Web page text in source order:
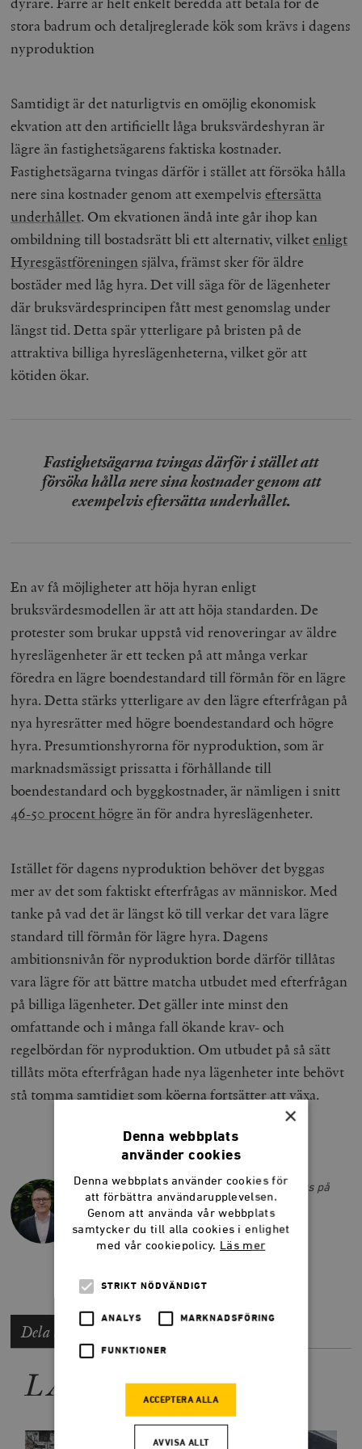
stora badrum och detaljreglerade kök som krävs i dagens
nyproduktion
Samtidigt är det naturligtvis en omöjlig ekonomisk
ekvation att den artificiellt låga bruksvärdeshyran är
lägre än fastighetsägarens faktiska kostnader.
Fastighetsägarna tvingas därför i stället att försöka hålla
nere sina kostnader genom att exempelviseftersätta
underhållet. Om ekvationen ändå inte går ihop kan
ombildning till bostadsrätt bli ett alternativ, vilketenligt
Hyresgästföreningen själva, främst sker för äldre
bostäder med låg hyra. Det vill säga för de lägenheter
där bruksvärdesprincipen fått mest genomslag under
längst tid. Detta spär ytterligare på bristen på de
attraktiva billiga hyreslägenheterna, vilket gör att
kötiden ökar.
Fastighetsägarna tvingas därför i stället att
försöka hålla nere sina kostnader genom att
exempelvis eftersätta underhållet.
En av få möjligheter att höja hyran enligt
bruksvärdesmodellen är att att höja standarden. De
protester som brukar uppstå vid renoveringar av äldre
hyreslägenheter är ett tecken på att många verkar
föredra en lägre boendestandard till förmån för en lägre
hyra. Detta stärks ytterligare av den lägre efterfrågan på
nya hyresrätter med högre boendestandard och högre
hyra. Presumtionshyrorna för nyproduktion, som är
marknadsmässigt prissatta i förhållande till
boendestandard och byggkostnader, är nämligen i snitt
46-50 procent högre än för andra hyreslägenheter.
Istället för dagens nyproduktion behöver det byggas
mer av det som faktiskt efterfrågas av människor. Med
tanke på vad det är längst kö till verkar det vara lägre
standard till förmån för lägre hyra. Dagens
ambitionsnivån för nyproduktion borde därför tillåtas
vara lägre för att bättre matcha utbudet med efterfrågan
på billiga lägenheter. Det gäller inte minst den
omfattande och i många fall ökande krav- och
regelbördan för nyproduktion. Om utbudet på så sätt
tillåts möta efterfrågan hade nya lägenheter inte behövt
stå tomma samtidigt som köerna fortsätter att växa.
Marcus Björk är frilansskribent med fokus på
Kina. Han var ledarskribent på Smedjan
sommaren 2024.
marcus.bjork@timbro.se
Dela artikeln
LÄS MER
×
Denna webbplats
använder cookies
Denna webbplats använder cookies för
att förbättra användarupplevelsen.
Genom att använda vår webbplats
samtycker du till alla cookies i enlighet
med vår cookiepolicy. Läs mer
STRIKT NÖDVÄNDIGT
ANALYS MARKNADSFÖRING
FUNKTIONER
ACCEPTERA ALLA
AVVISA ALLT